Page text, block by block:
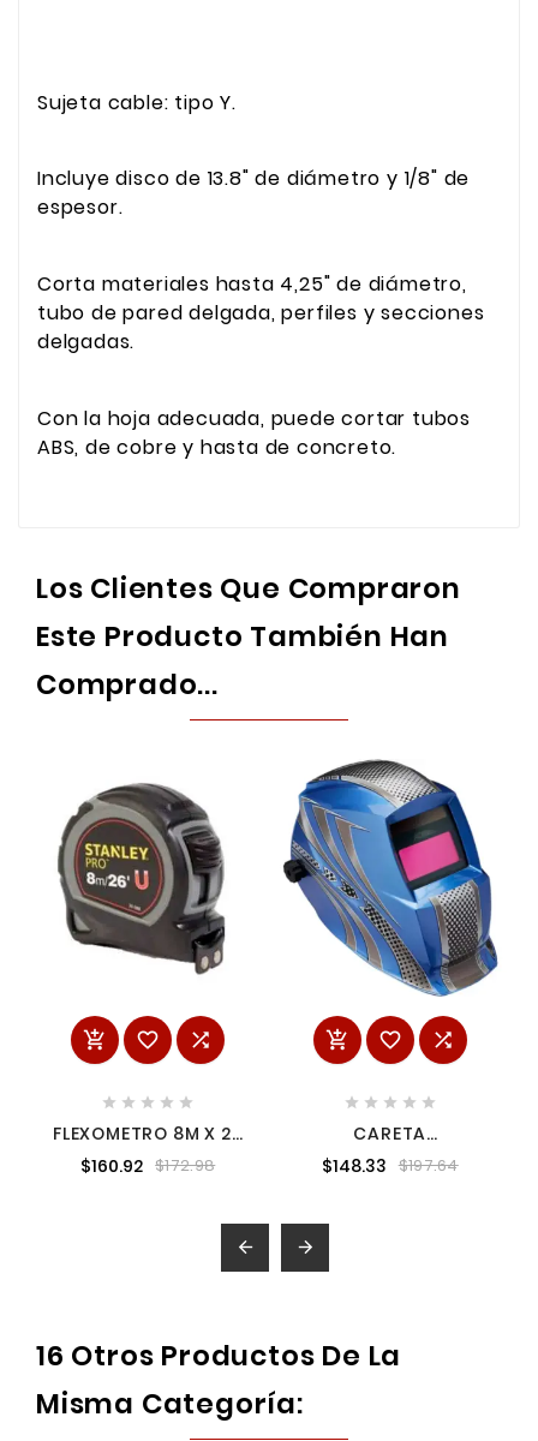
Sujeta cable: tipo Y.
Incluye disco de 13.8" de diámetro y 1/8" de
espesor.
Corta materiales hasta 4,25" de diámetro,
tubo de pared delgada, perfiles y secciones
delgadas.
Con la hoja adecuada, puede cortar tubos
ABS, de cobre y hasta de concreto.
Los Clientes Que Compraron
Este Producto También Han
Comprado...
  
    
FLEXOMETRO 8M X 26
$160.92 $172.98
  
    
CARETA
CON FRANJAS GRISES
$148.33 $197.64
 
16 Otros Productos De La
Misma Categoría: